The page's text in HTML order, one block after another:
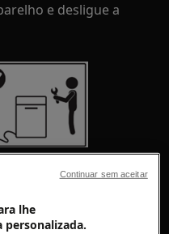
e desligue a
lhe
Continuar sem aceitar